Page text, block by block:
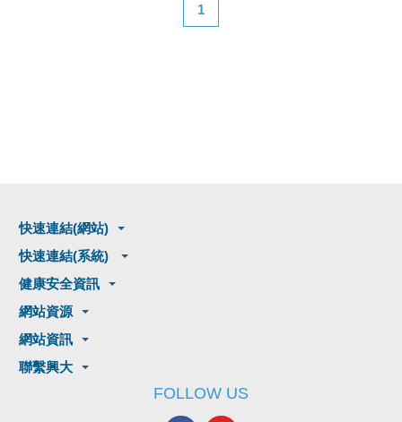
1
快速連結(網站)
快速連結(系統)
健康安全資訊
網站資源
網站資訊
聯繫興大
FOLLOW US